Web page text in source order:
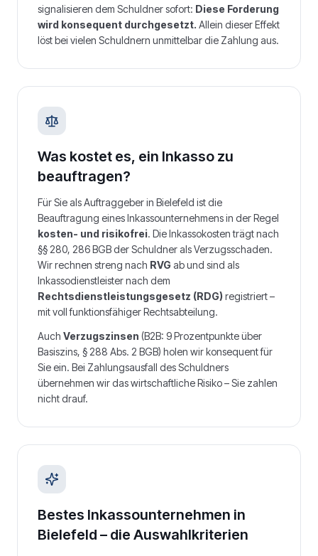
signalisieren dem Schuldner sofort: Diese Forderung
wird konsequent durchgesetzt. Allein dieser Effekt
löst bei vielen Schuldnern unmittelbar die Zahlung aus.
Was kostet es, ein Inkasso zu
beauftragen?
Für Sie als Auftraggeber in Bielefeld ist die
Beauftragung eines Inkassounternehmens in der Regel
kosten- und risikofrei. Die Inkassokosten trägt nach
§§ 280, 286 BGB der Schuldner als Verzugsschaden.
Wir rechnen streng nach RVGab und sind als
Inkassodienstleister nach dem
Rechtsdienstleistungsgesetz (RDG) registriert –
mit voll funktionsfähiger Rechtsabteilung.
Auch Verzugszinsen (B2B: 9 Prozentpunkte über
Basiszins, § 288 Abs. 2 BGB) holen wir konsequent für
Sie ein. Bei Zahlungsausfall des Schuldners
übernehmen wir das wirtschaftliche Risiko – Sie zahlen
nicht drauf.
Bestes Inkassounternehmen in
Bielefeld – die Auswahlkriterien